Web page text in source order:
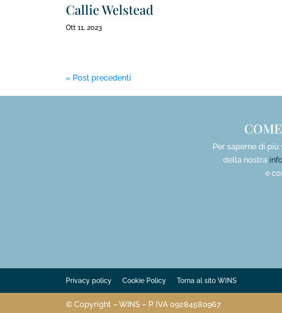
Callie Welstead
Ott 11, 2023
« Post precedenti
Per saperne di
della nostra
e
Privacy policy Cookie Policy Torna al sito WINS
© Copyright – WINS – P. IVA 09284580967